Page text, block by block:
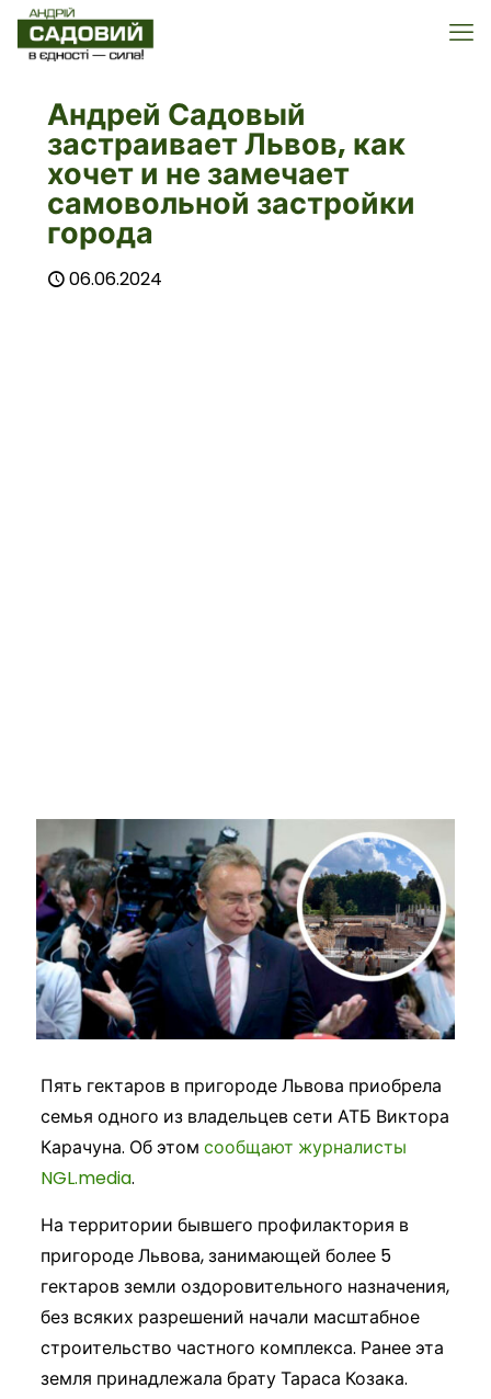
Андрей Садовый
застраивает Львов, как
хочет и не замечает
самовольной застройки
города
06.06.2024
Пять гектаров в пригороде Львова приобрела
семья одного из владельцев сети АТБ Виктора
Карачуна. Об этом сообщают журналисты
NGL.media.
На территории бывшего профилактория в
пригороде Львова, занимающей более 5
гектаров земли оздоровительного назначения,
без всяких разрешений начали масштабное
строительство частного комплекса. Ранее эта
земля принадлежала брату Тараса Козака.